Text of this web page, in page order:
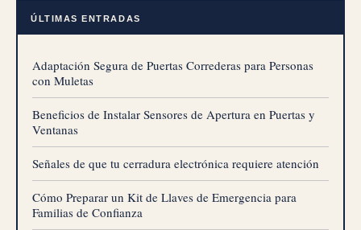
ÚLTIMAS ENTRADAS
Adaptación Segura de Puertas Correderas para Personas
con Muletas
Beneficios de Instalar Sensores de Apertura en Puertas y
Ventanas
Señales de que tu cerradura electrónica requiere atención
Cómo Preparar un Kit de Llaves de Emergencia para
Familias de Confianza